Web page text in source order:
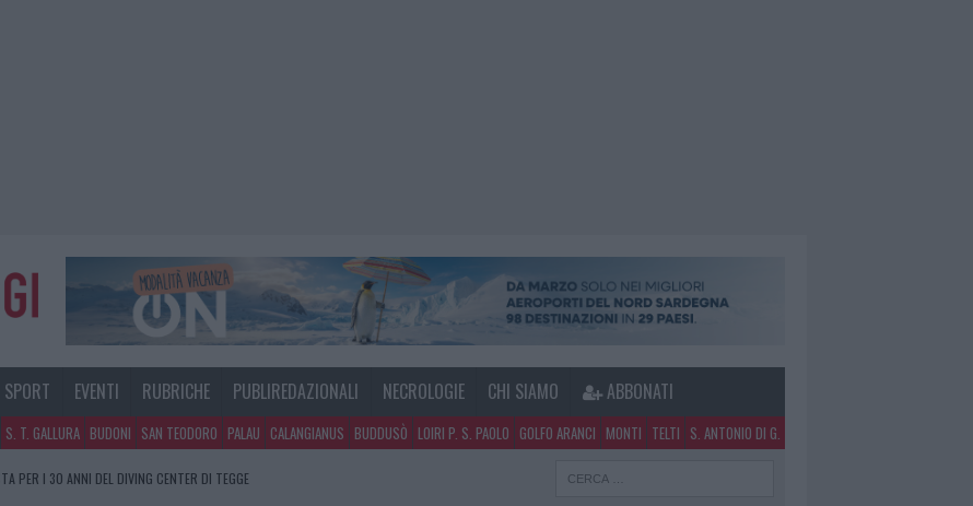
SPORT EVENTI RUBRICHE PUBLIREDAZIONALI NECROLOGIE CHI SIAMO ABBONATI
S. T. GALLURA BUDONI SAN TEODORO PALAU CALANGIANUS BUDDUSÒ LOIRI P. S. PAOLO GOLFO ARANCI MONTI TELTI S. ANTONIO DI G.
PER I 30 ANNI DEL DIVING CENTER DI TEGGE